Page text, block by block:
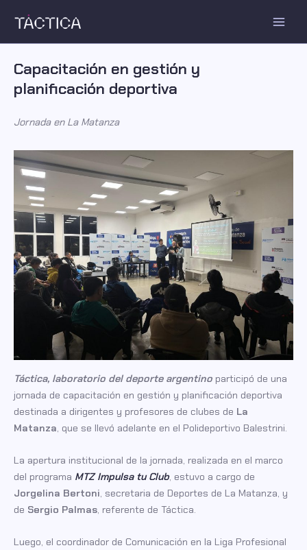
contenido
Capacitación en gestión y
planificación deportiva
Jornada en La Matanza
Táctica, laboratorio del deporte argentino participó de una
jornada de capacitación en gestión y planificación deportiva
destinada a dirigentes y profesores de clubes de La
Matanza , que se llevó adelante en el Polideportivo Balestrini.
La apertura institucional de la jornada, realizada en el marco
del programa MTZ Impulsa tu Club, estuvo a cargo de
Jorgelina Bertoni, secretaria de Deportes de La Matanza, y
de Sergio Palmas, referente de Táctica.
Luego, el coordinador de Comunicación en la Liga Profesional